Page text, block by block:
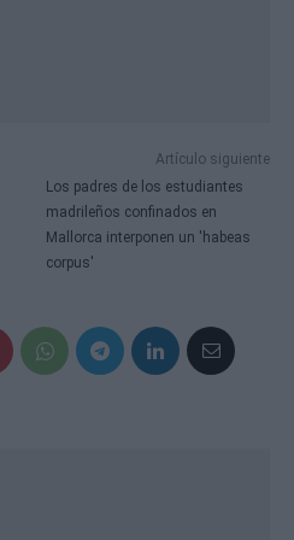
Artículo siguiente
Los padres de los estudiantes
madrileños confinados en
Mallorca interponen un 'habeas
corpus'